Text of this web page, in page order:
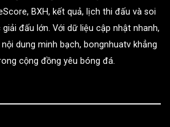
BXH, kết quả, lịch thi đấu và soi
đấu lớn. Với dữ liệu cập nhật nhanh,
dung minh bạch, bongnhuatv khẳng
cộng đồng yêu bóng đá.